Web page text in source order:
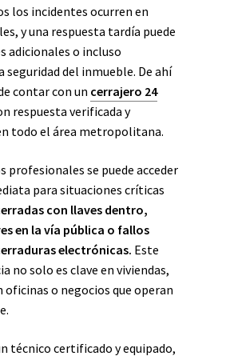
los incidentes ocurren en
y una respuesta tardía puede
adicionales o incluso
del inmueble. De ahí
contar con un cerrajero 24
respuesta verificada y
todo el área metropolitana.
profesionales se puede acceder
para situaciones críticas
con llaves dentro,
en la vía pública o fallos
electrónicas. Este
no solo es clave en viviendas,
o negocios que operan
técnico certificado y equipado,